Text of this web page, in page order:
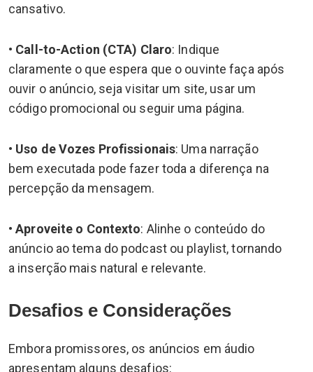
cansativo.
• Call-to-Action (CTA) Claro: Indique
claramente o que espera que o ouvinte faça após
ouvir o anúncio, seja visitar um site, usar um
código promocional ou seguir uma página.
• Uso de Vozes Profissionais: Uma narração
bem executada pode fazer toda a diferença na
percepção da mensagem.
•Aproveite o Contexto: Alinhe o conteúdo do
anúncio ao tema do podcast ou playlist, tornando
a inserção mais natural e relevante.
Desafios e Considerações
Embora promissores, os anúncios em áudio
apresentam alguns desafios: